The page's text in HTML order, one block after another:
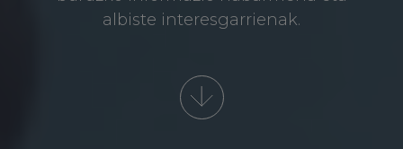
albiste interesgarrienak.